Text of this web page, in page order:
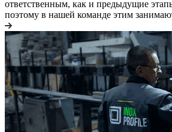
ответственным, как и предыдущие
поэтому в нашей команде этим